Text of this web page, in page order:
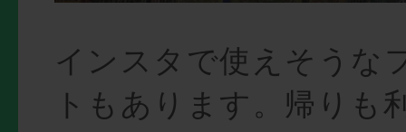
インスタで使えそうな
トもあります。帰りも